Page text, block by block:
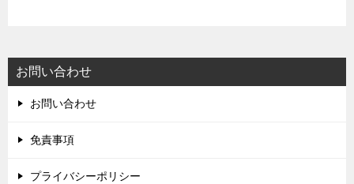
お問い合わせ
お問い合わせ
免責事項
プライバシーポリシー